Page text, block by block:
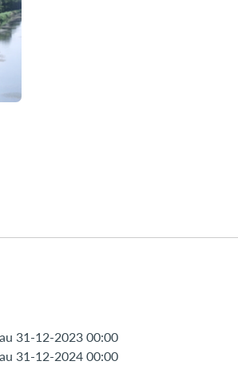
31-12-2023 00:00
31-12-2024 00:00